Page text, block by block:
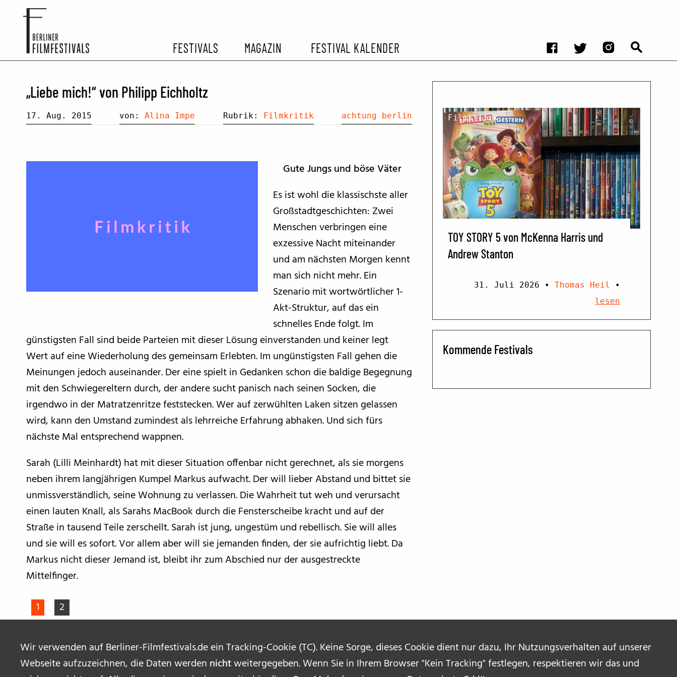
Wir verwenden auf Berliner-Filmfestivals.de ein Tracking-Cookie (TC). Keine Sorge, dieses Cookie dient nur dazu, Ihr Nutzungsverhalten auf unserer
Webseite aufzuzeichnen, die Daten werden nichtweitergegeben. Wenn Sie in Ihrem Browser "Kein Tracking" festlegen, respektieren wir das und
FESTIVALS
ARCHIV EHEMALIGER FILMFESTIVALS
MAGAZIN
FESTIVALBERICHTE
FILM- UND SERIEN-TIPPS
BFF ON THE ROAD
FESTIVAL KALENDER
„Liebe mich!“ von Philipp Eichholtz
17. Aug. 2015 von:Alina Impe Rubrik: Filmkritik achtung berlin
Gute Jungs und böse Väter
Es ist wohl die klassischste aller
Großstadtgeschichten: Zwei
Menschen verbringen eine
exzessive Nacht miteinander
und am nächsten Morgen kennt
man sich nicht mehr. Ein
Szenario mit wortwörtlicher 1-
Akt-Struktur, auf das ein
schnelles Ende folgt. Im
günstigsten Fall sind beide Parteien mit dieser Lösung einverstanden und keiner legt
Wert auf eine Wiederholung des gemeinsam Erlebten. Im ungünstigsten Fall gehen die
Meinungen jedoch auseinander. Der eine spielt in Gedanken schon die baldige Begegnung
mit den Schwiegereltern durch, der andere sucht panisch nach seinen Socken, die
irgendwo in der Matratzenritze feststecken. Wer auf zerwühlten Laken sitzen gelassen
wird, kann den Umstand zumindest als lehrreiche Erfahrung abhaken. Und sich fürs
nächste Mal entsprechend wappnen.
Sarah (Lilli Meinhardt) hat mit dieser Situation offenbar nicht gerechnet, als sie morgens
neben ihrem langjährigen Kumpel Markus aufwacht. Der will lieber Abstand und bittet sie
unmissverständlich, seine Wohnung zu verlassen. Die Wahrheit tut weh und verursacht
einen lauten Knall, als Sarahs MacBook durch die Fensterscheibe kracht und auf der
Straße in tausend Teile zerschellt. Sarah ist jung, ungestüm und rebellisch. Sie will alles
und sie will es sofort. Vor allem aber will sie jemanden finden, der sie aufrichtig liebt. Da
Markus nicht dieser Jemand ist, bleibt ihr zum Abschied nur der ausgestreckte
Mittelfinger.
1
2
Filmkritik
TOY STORY 5 von McKenna Harris und
Andrew Stanton
31. Juli 2026 • Thomas Heil
•
lesen
Kommende Festivals